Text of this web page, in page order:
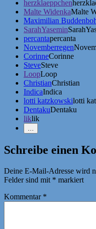
herzklaeppchen
Malte WidenkaMalte
Maximilian
SarahYasemin
percantapercanta
Novemberregen
CorinneCorinne
SteveSteve
LoopLoop
ChristianChristian
IndicaIndica
lotti katzkowskilotti
DentakuDentaku
liklik
…
Erwähnungen
Schreibe einen
Deine E-Mail-Adresse wird
Felder sind mit * markiert
Kommentar *